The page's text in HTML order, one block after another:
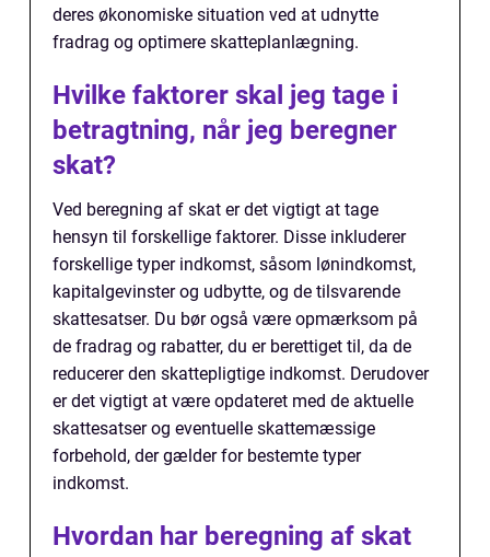
deres økonomiske situation ved at udnytte
fradrag og optimere skatteplanlægning.
Hvilke faktorer skal jeg tage i
betragtning, når jeg beregner
skat?
Ved beregning af skat er det vigtigt at tage
hensyn til forskellige faktorer. Disse inkluderer
forskellige typer indkomst, såsom lønindkomst,
kapitalgevinster og udbytte, og de tilsvarende
skattesatser. Du bør også være opmærksom på
de fradrag og rabatter, du er berettiget til, da de
reducerer den skattepligtige indkomst. Derudover
er det vigtigt at være opdateret med de aktuelle
skattesatser og eventuelle skattemæssige
forbehold, der gælder for bestemte typer
indkomst.
Hvordan har beregning af skat